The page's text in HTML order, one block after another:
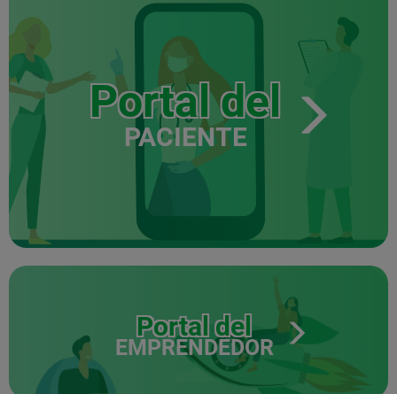
Portal del
PACIENTE
Portal del
EMPRENDEDOR